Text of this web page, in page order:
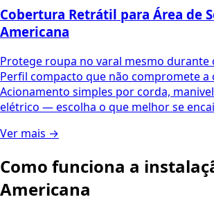
Cobertura Retrátil para Área de
Americana
Protege roupa no varal mesmo durante
Perfil compacto que não compromete a
Acionamento simples por corda,
elétrico — escolha o que melhor se
Ver mais →
Como funciona a
Americana